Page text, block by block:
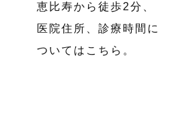
恵比寿から徒歩2分、
医院住所、診療時間に
ついてはこちら。